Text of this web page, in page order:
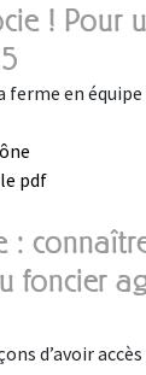
! Pour
en
pdf
:
foncier
d’avoir